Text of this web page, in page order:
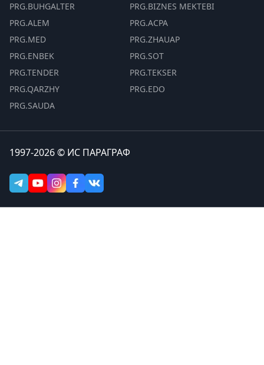
PRG.BUHGALTER
PRG.ALEM
PRG.MED
PRG.ENBEK
PRG.TENDER
PRG.QARZHY
PRG.SAUDA
PRG.BIZNES MEKTEBI
PRG.ACPA
PRG.ZHAUAP
PRG.SOT
PRG.TEKSER
PRG.EDO
1997-2026 © ИС ПАРАГРАФ